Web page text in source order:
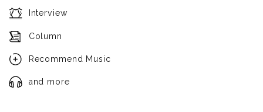
Interview
Column
Recommend Music
and more